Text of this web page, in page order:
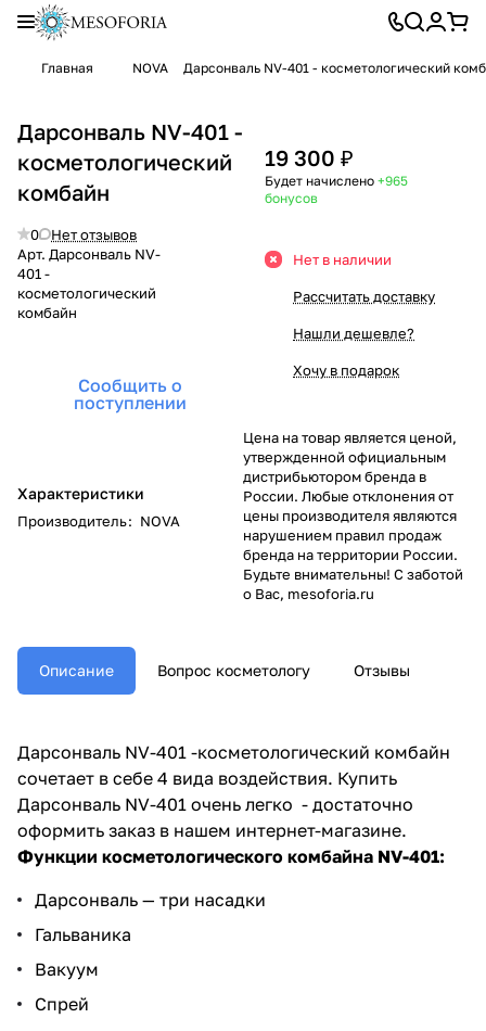
Главная NOVA Дарсонваль NV-401 - косметологический
Дарсонваль NV-401 -
косметологический
комбайн
0
Нет отзывов
Арт. Дарсонваль NV-
401 -
косметологический
комбайн
Сообщить о
поступлении
Характеристики
Производитель: NOVA
19 300 ₽
Будет начислено +965
бонусов
Нет в наличии
Рассчитать доставку
Нашли дешевле?
Хочу в подарок
Цена на товар является ценой,
утвержденной официальным
дистрибьютором бренда в
России. Любые отклонения от
цены производителя являются
нарушением правил продаж
бренда на территории России.
Будьте внимательны! С заботой
о Вас, mesoforia.ru
Описание Вопрос косметологу Отзывы
Дарсонваль NV-401 -косметологический комбайн
сочетает в себе 4 вида воздействия. Купить
Дарсонваль NV-401 очень легко - достаточно
оформить заказ в нашем интернет-магазине.
Функции косметологического комбайна NV-401:
Дарсонваль — три насадки
Гальваника
Вакуум
Спрей